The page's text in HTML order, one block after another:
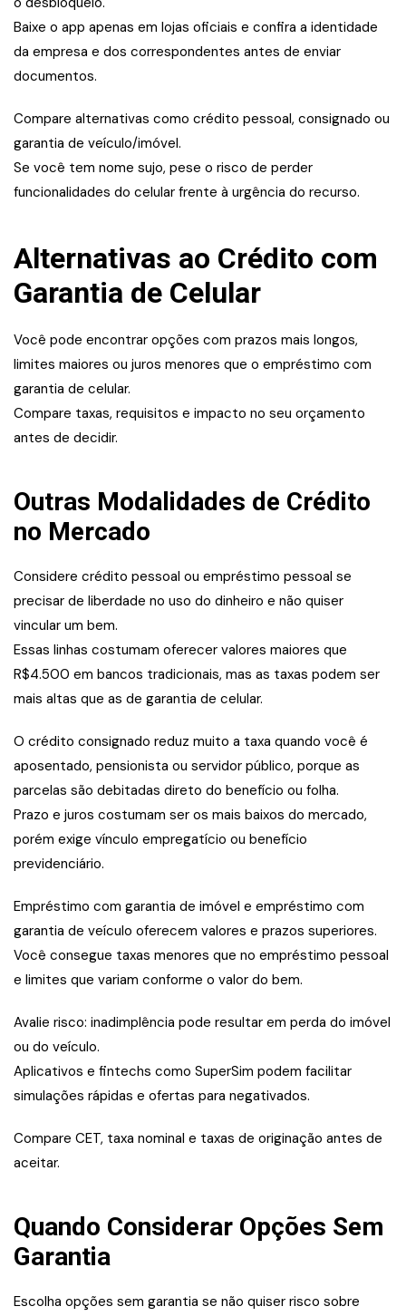
Baixe o app apenas em lojas oficiais e confira a identidade
da empresa e dos correspondentes antes de enviar
documentos.
Compare alternativas como crédito pessoal, consignado ou
garantia de veículo/imóvel.
Se você tem nome sujo, pese o risco de perder
funcionalidades do celular frente à urgência do recurso.
Alternativas ao Crédito com
Garantia de Celular
Você pode encontrar opções com prazos mais longos,
limites maiores ou juros menores que o empréstimo com
garantia de celular.
Compare taxas, requisitos e impacto no seu orçamento
antes de decidir.
Outras Modalidades de Crédito
no Mercado
Considere crédito pessoal ou empréstimo pessoal se
precisar de liberdade no uso do dinheiro e não quiser
vincular um bem.
Essas linhas costumam oferecer valores maiores que
R$4.500 em bancos tradicionais, mas as taxas podem ser
mais altas que as de garantia de celular.
O crédito consignado reduz muito a taxa quando você é
aposentado, pensionista ou servidor público, porque as
parcelas são debitadas direto do benefício ou folha.
Prazo e juros costumam ser os mais baixos do mercado,
porém exige vínculo empregatício ou benefício
previdenciário.
Empréstimo com garantia de imóvel e empréstimo com
garantia de veículo oferecem valores e prazos superiores.
Você consegue taxas menores que no empréstimo pessoal
e limites que variam conforme o valor do bem.
Avalie risco: inadimplência pode resultar em perda do imóvel
ou do veículo.
Aplicativos e fintechs como SuperSim podem facilitar
simulações rápidas e ofertas para negativados.
Compare CET, taxa nominal e taxas de originação antes de
aceitar.
Quando Considerar Opções Sem
Garantia
Escolha opções sem garantia se não quiser risco sobre